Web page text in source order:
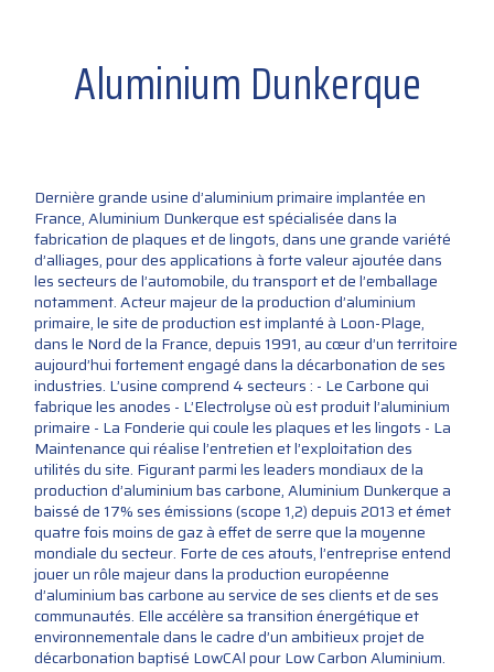
Aluminium Dunkerque
Dernière grande usine d’aluminium primaire implantée en
France, Aluminium Dunkerque est spécialisée dans la
fabrication de plaques et de lingots, dans une grande variété
d’alliages, pour des applications à forte valeur ajoutée dans
les secteurs de l’automobile, du transport et de l’emballage
notamment. Acteur majeur de la production d’aluminium
primaire, le site de production est implanté à Loon-Plage,
dans le Nord de la France, depuis 1991, au cœur d’un territoire
aujourd’hui fortement engagé dans la décarbonation de ses
industries. L’usine comprend 4 secteurs : - Le Carbone qui
fabrique les anodes - L’Electrolyse où est produit l’aluminium
primaire - La Fonderie qui coule les plaques et les lingots - La
Maintenance qui réalise l’entretien et l’exploitation des
utilités du site. Figurant parmi les leaders mondiaux de la
production d’aluminium bas carbone, Aluminium Dunkerque a
baissé de 17% ses émissions (scope 1,2) depuis 2013 et émet
quatre fois moins de gaz à effet de serre que la moyenne
mondiale du secteur. Forte de ces atouts, l’entreprise entend
jouer un rôle majeur dans la production européenne
d’aluminium bas carbone au service de ses clients et de ses
communautés. Elle accélère sa transition énergétique et
environnementale dans le cadre d’un ambitieux projet de
décarbonation baptisé LowCAl pour Low Carbon Aluminium.